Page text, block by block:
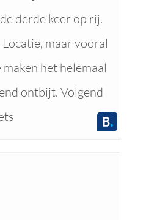
derde keer op rij.
maar vooral
het helemaal
ontbijt. Volgend